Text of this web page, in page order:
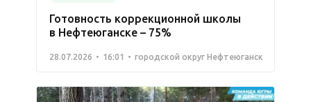
Готовность коррекционной школы
в Нефтеюганске – 75%
28.07.2026 16:01 городской округ Нефтеюганск